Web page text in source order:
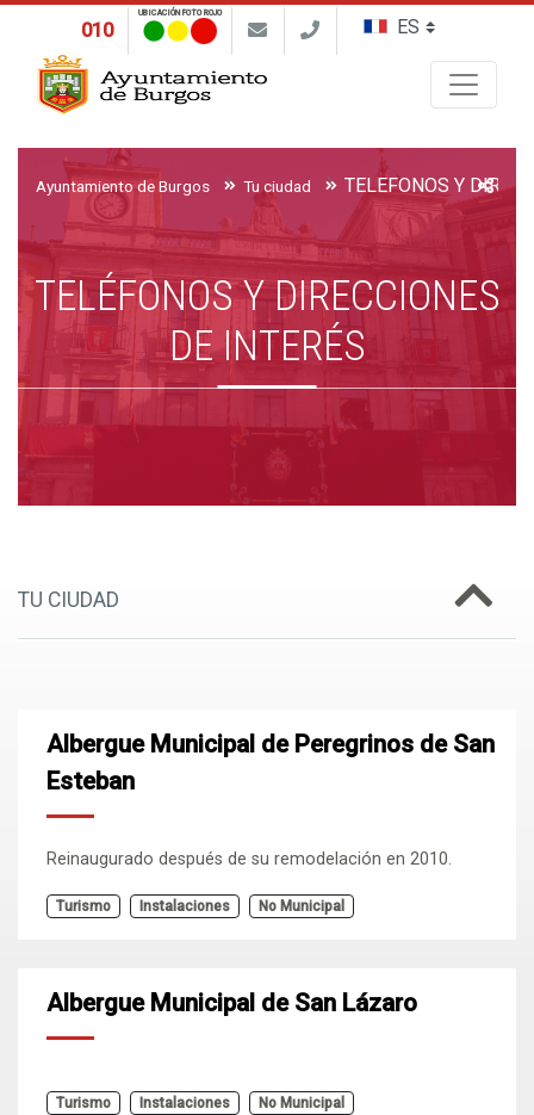
010
UBICACIÓN FOTO ROJO
Ayuntamiento de Burgos Tu ciudad
TELÉFONOS Y DIRECCIONES
DE INTERÉS
TU CIUDAD
Albergue Municipal de Peregrinos de San
Esteban
Reinaugurado después de su remodelación en 2010.
Turismo Instalaciones No Municipal
Albergue Municipal de San Lázaro
Turismo Instalaciones No Municipal